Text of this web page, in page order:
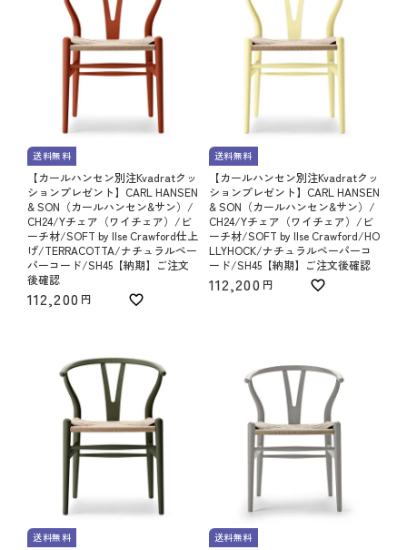
送料無料
【カールハンセン別注Kvadratクッ
ションプレゼント】CARL HANSEN
& SON（カールハンセン&サン）/
CH24/Yチェア（ワイチェア）/ビ
ーチ材/SOFT by Ilse Crawford仕上
げ/TERRACOTTA/ナチュラルペー
パーコード/SH45【納期】ご注文
後確認
112,200
送料無料
【カールハンセン別注Kvadratクッ
ションプレゼント】CARL HANSEN
& SON（カールハンセン&サン）/
CH24/Yチェア（ワイチェア）/ビ
ーチ材/SOFT by Ilse Crawford/HO
LLYHOCK/ナチュラルペーパーコ
ード/SH45【納期】ご注文後確認
112,200
送料無料 送料無料